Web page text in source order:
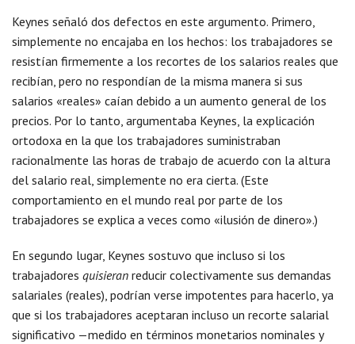
Keynes señaló dos defectos en este argumento. Primero,
simplemente no encajaba en los hechos: los trabajadores se
resistían firmemente a los recortes de los salarios reales que
recibían, pero no respondían de la misma manera si sus
salarios «reales» caían debido a un aumento general de los
precios. Por lo tanto, argumentaba Keynes, la explicación
ortodoxa en la que los trabajadores suministraban
racionalmente las horas de trabajo de acuerdo con la altura
del salario real, simplemente no era cierta. (Este
comportamiento en el mundo real por parte de los
trabajadores se explica a veces como «ilusión de dinero».)
En segundo lugar, Keynes sostuvo que incluso si los
trabajadores quisieran reducir colectivamente sus demandas
salariales (reales), podrían verse impotentes para hacerlo, ya
que si los trabajadores aceptaran incluso un recorte salarial
significativo —medido en términos monetarios nominales y